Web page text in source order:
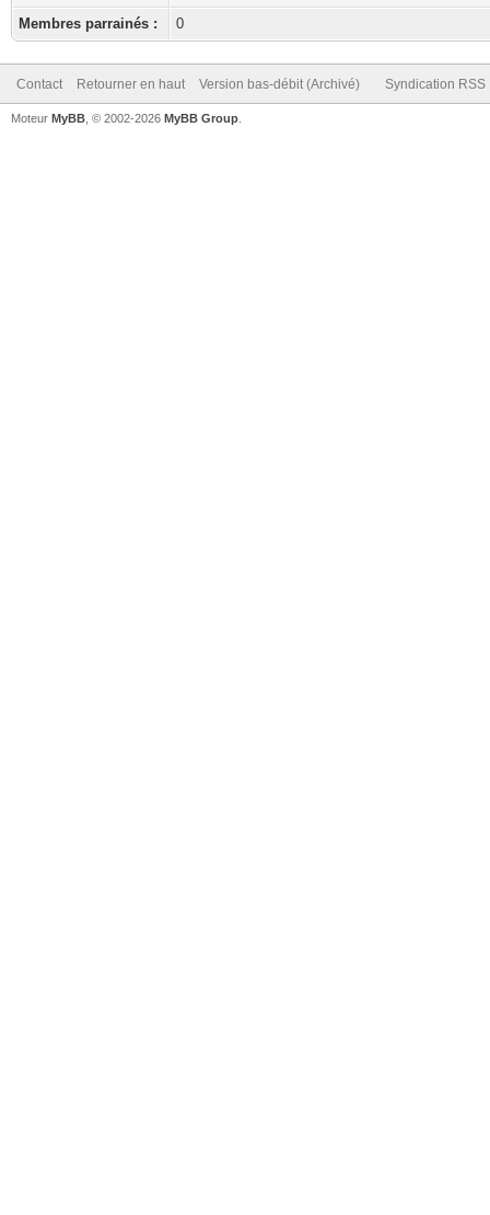
Membres parrainés : 0
Contact Retourner en haut Version bas-débit (Archivé) Syndication RSS
Moteur MyBB , © 2002-2026 MyBB Group